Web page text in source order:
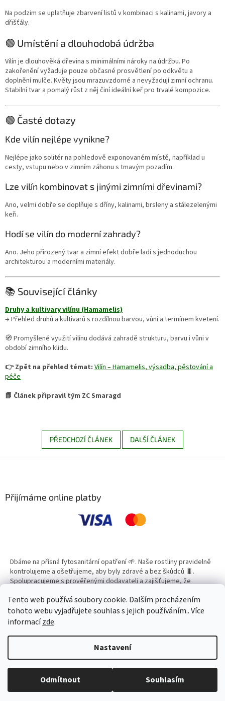
Tento web používá soubory cookie. Dalším procházením
tohoto webu vyjadřujete souhlas s jejich používáním.. Více
informacízde.
Nastavení
Odmítnout Souhlasím
Na podzim se uplatňuje zbarvení listů v kombinaci s kalinami, javory a
dřišťály.
🟢 Umístění a dlouhodobá údržba
Vilín je dlouhověká dřevina s minimálními nároky na údržbu. Po
zakořenění vyžaduje pouze občasné prosvětlení po odkvětu a
doplnění mulče. Květy jsou mrazuvzdorné a nevyžadují zimní ochranu.
Stabilní tvar a pomalý růst z něj činí ideální keř pro trvalé kompozice.
🟢 Časté dotazy
Kde vilín nejlépe vynikne?
Nejlépe jako solitér na pohledově exponovaném místě, například u
cesty, vstupu nebo v zimním záhonu s tmavým pozadím.
Lze vilín kombinovat s jinými zimními dřevinami?
Ano, velmi dobře se doplňuje s dříny, kalinami, brsleny a stálezelenými
keři.
Hodí se vilín do moderní zahrady?
Ano. Jeho přirozený tvar a zimní efekt dobře ladí s jednoduchou
architekturou a moderními materiály.
📚 Související články
Druhy a kultivary vilínu (Hamamelis)
→ Přehled druhů a kultivarů s rozdílnou barvou, vůní a termínem kvetení.
🧭 Promyšlené využití vilínu dodává zahradě strukturu, barvu i vůni v
období zimního klidu.
👉 Zpět na přehled témat: Vilín – Hamamelis, výsadba, pěstování a
péče
📘 Článek připravil tým ZC Smaragd
PŘEDCHOZÍ ČLÁNEK DALŠÍ ČLÁNEK
Přijímáme online platby
Dbáme na přísná fytosanitární opatření 🌱. Naše rostliny pravidelně
kontrolujeme a ošetřujeme, aby byly zdravé a bez škůdců 🐛.
Spolupracujeme s prověřenými dodavateli a zajišťujeme, že
Copyright 2026Zahradní Centrum SMARAGD. Všechna práva